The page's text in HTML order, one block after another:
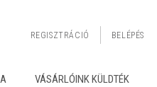
REGISZTRÁCIÓ BELÉPÉS
VÁSÁRLÓINK KÜLDTÉK